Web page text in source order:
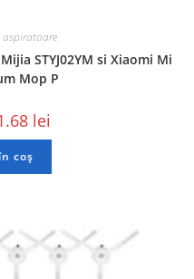
aspiratoare
STYJ02YM si Xiaomi Mi
Mop P
lei
coș